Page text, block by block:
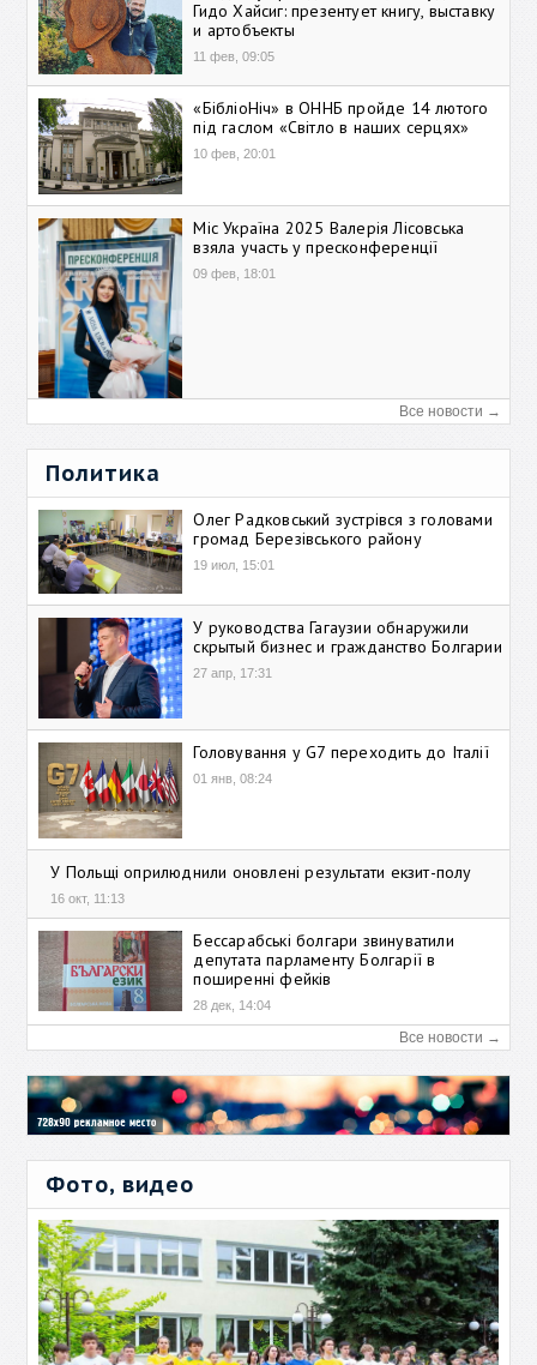
Гидо Хайсиг: презентует книгу, выставку
и артобъекты
11 фев, 09:05
«БібліоНіч» в ОННБ пройде 14 лютого
під гаслом «Світло в наших серцях»
10 фев, 20:01
Міс Україна 2025 Валерія Лісовська
взяла участь у пресконференції
09 фев, 18:01
Все новости →
Политика
Олег Радковський зустрівся з головами
громад Березівського району
19 июл, 15:01
У руководства Гагаузии обнаружили
скрытый бизнес и гражданство Болгарии
27 апр, 17:31
Головування у G7 переходить до Італії
01 янв, 08:24
У Польщі оприлюднили оновлені результати екзит-полу
16 окт, 11:13
Бессарабські болгари звинуватили
депутата парламенту Болгарії в
поширенні фейків
28 дек, 14:04
Все новости →
Фото, видео